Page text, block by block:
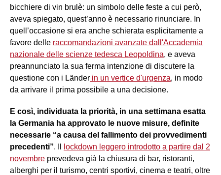
bicchiere di vin brulè: un simbolo delle feste a cui però,
aveva spiegato, quest’anno è necessario rinunciare. In
quell’occasione si era anche schierata esplicitamente a
favore delle raccomandazioni avanzate dall'Accademia
nazionale delle scienze tedesca Leopoldina, e aveva
preannunciato la sua ferma intenzione di discutere la
questione con i Länder in un vertice d'urgenza, in modo
da arrivare il prima possibile a una decisione.
E così, individuata la priorità, in una settimana esatta
la Germania ha approvato le nuove misure, definite
necessarie “a causa del fallimento dei provvedimenti
precedenti”. Il
lockdown leggero introdotto a partire dal 2
novembre prevedeva già la chiusura di bar, ristoranti,
alberghi per il turismo, centri sportivi, cinema e teatri, oltre